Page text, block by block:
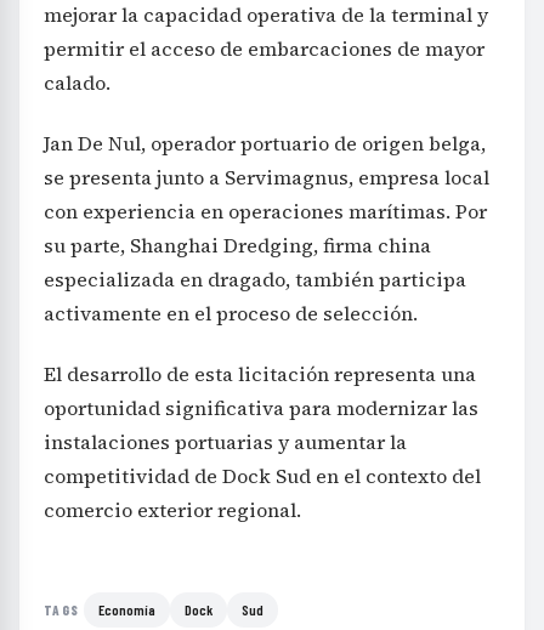
mejorar la capacidad operativa de la terminal y
permitir el acceso de embarcaciones de mayor
calado.
Jan De Nul, operador portuario de origen belga,
se presenta junto a Servimagnus, empresa local
con experiencia en operaciones marítimas. Por
su parte, Shanghai Dredging, firma china
especializada en dragado, también participa
activamente en el proceso de selección.
El desarrollo de esta licitación representa una
oportunidad significativa para modernizar las
instalaciones portuarias y aumentar la
competitividad de Dock Sud en el contexto del
comercio exterior regional.
TAGS Economía Dock Sud